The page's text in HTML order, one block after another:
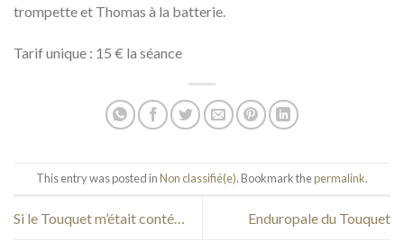
trompette et Thomas à la batterie.
Tarif unique : 15 € la séance
This entry was posted inNon classifié(e). Bookmark thepermalink.
Si le Touquet m’était conté… Enduropale du Touquet